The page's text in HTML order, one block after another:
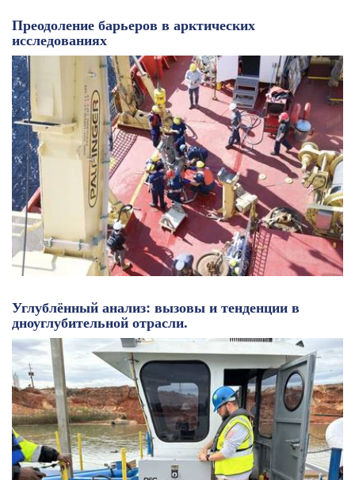
Преодоление барьеров в арктических
исследованиях
Углублённый анализ: вызовы и тенденции в
дноуглубительной отрасли.